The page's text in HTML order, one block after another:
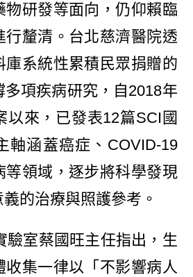
物研發等面向，仍仰賴臨
行釐清。台北慈濟醫院透
庫系統性累積民眾捐贈的
多項疾病研究，自2018年
以來，已發表12篇SCI國
軸涵蓋癌症、COVID-19
等領域，逐步將科學發現
的治療與照護參考。
室蔡國旺主任指出，生
收集一律以「不影響病人